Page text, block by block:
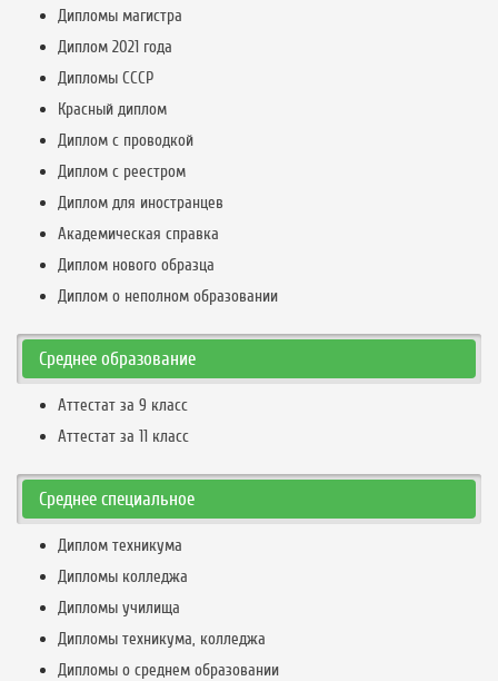
Дипломы магистра
Диплом 2021 года
Дипломы СССР
Красный диплом
Диплом с проводкой
Диплом с реестром
Диплом для иностранцев
Академическая справка
Диплом нового образца
Диплом о неполном образовании
Среднее образование
Аттестат за 9 класс
Аттестат за 11 класс
Среднее специальное
Диплом техникума
Дипломы колледжа
Дипломы училища
Дипломы техникума, колледжа
Дипломы о среднем образовании